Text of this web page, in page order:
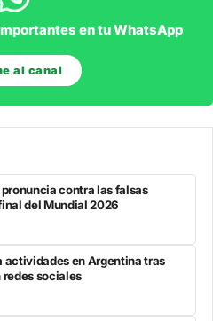
en tu WhatsApp
al canal
contra las falsas
del Mundial 2026
actividades en Argentina tras
sociales